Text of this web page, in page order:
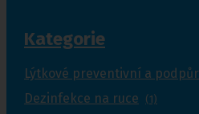
Kategorie
Lýtkové preventivní a
Dezinfekce na ruce (1)